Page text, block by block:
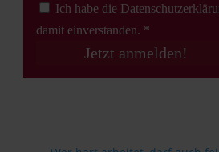
Ich habe die
damit einverstanden. *